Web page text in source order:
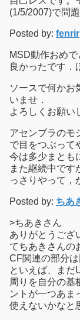
(1/5/2007)で問
Posted by: fenrir
MSD動作おめで
良かったです．
ソースで何かお
いませ．
よろしくお願い
アセンブラのモ
で目をつぶって
今は多少まとも
また継続中です
っさりやって，
Posted by: ちあ
>ちあきさん
ありがとうござ
てちあきさんの
CF関連の部分
といえば、まだ
周りを自分の基
ントが一つあま
使えないかなと